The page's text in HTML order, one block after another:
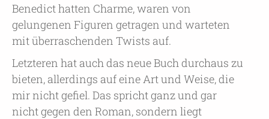
Benedict hatten Charme, waren von
gelungenen Figuren getragen und warteten
mit überraschenden Twists auf.
Letzteren hat auch das neue Buch durchaus zu
bieten, allerdings auf eine Art und Weise, die
mir nicht gefiel. Das spricht ganz und gar
nicht gegen den Roman, sondern liegt